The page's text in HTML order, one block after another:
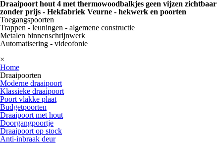
Draaipoort hout 4 met thermowoodbalkjes geen vijzen zichtbaar
zonder prijs - Hekfabriek Veurne - hekwerk en poorten
Toegangspoorten
Trappen - leuningen - algemene constructie
Metalen binnenschrijnwerk
Automatisering - videofonie
×
Home
Draaipoorten
Moderne draaipoort
Klassieke draaipoort
Poort vlakke plaat
Budgetpoorten
Draaipoort met hout
Doorgangpoortje
Draaipoort op stock
Anti-inbraak deur